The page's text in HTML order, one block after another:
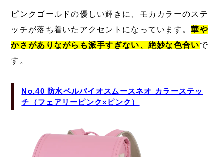
ピンクゴールドの優しい輝きに、モカカラーのステ
ッチが落ち着いたアクセントになっています。華や
かさがありながらも派手すぎない、絶妙な色合いで
す。
No.40 防水ベルバイオスムースネオ カラーステッ
チ（フェアリーピンク×ピンク）